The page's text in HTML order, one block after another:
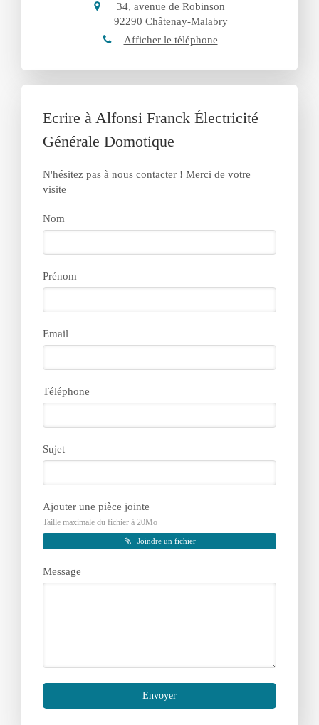
34, avenue de Robinson
92290 Châtenay-Malabry
Afficher le téléphone
Ecrire à Alfonsi Franck Électricité
Générale Domotique
N'hésitez pas à nous contacter ! Merci de votre
visite
Nom
Prénom
Email
Téléphone
Sujet
Ajouter une pièce jointe
Taille maximale du fichier à 20Mo
Joindre un fichier
Message
Envoyer